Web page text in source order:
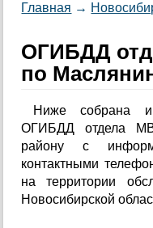
Главная →
ОГИБДД
по
Ниже собрана
ОГИБДД отдела
району с
контактными
на территории
Новосибирской